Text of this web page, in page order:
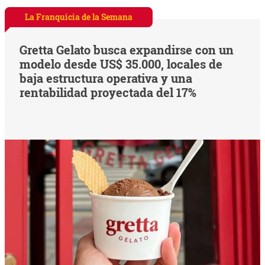
La Franquicia de la Semana
Gretta Gelato busca expandirse con un
modelo desde US$ 35.000, locales de
baja estructura operativa y una
rentabilidad proyectada del 17%